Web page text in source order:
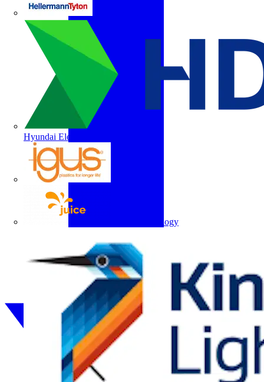
Hyundai Electric
Juice Technology